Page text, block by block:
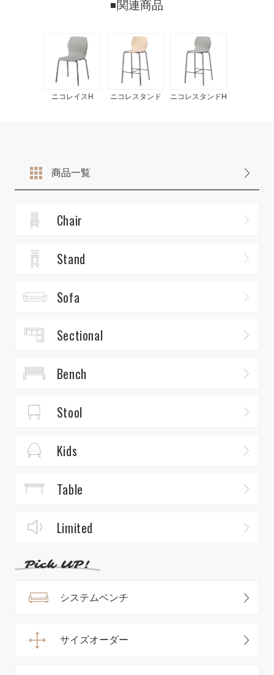
関連商品
ニコレイスH ニコレスタンド ニコレスタンドH
商品一覧
Chair
Stand
Sofa
Sectional
Bench
Stool
Kids
Table
Limited
システムベンチ
サイズオーダー